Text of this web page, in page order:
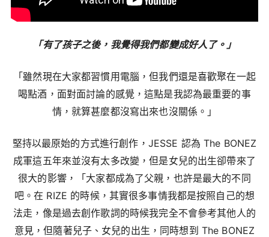
「有了孩子之後，我覺得我們都變成好人了。」
「雖然現在大家都習慣用電腦，但我們還是喜歡聚在一起
喝點酒，面對面討論的感覺，這點是我認為最重要的事
情，就算甚麼都沒寫出來也沒關係。」
堅持以最原始的方式進行創作，JESSE 認為 The BONEZ
成軍這五年來並沒有太多改變，但是女兒的出生卻帶來了
很大的影響，「大家都成為了父親，也許是最大的不同
吧。在 RIZE 的時候，其實很多事情我都是按照自己的想
法走，像是過去創作歌詞的時候我完全不會參考其他人的
意見，但隨著兒子、女兒的出生，同時想到 The BONEZ